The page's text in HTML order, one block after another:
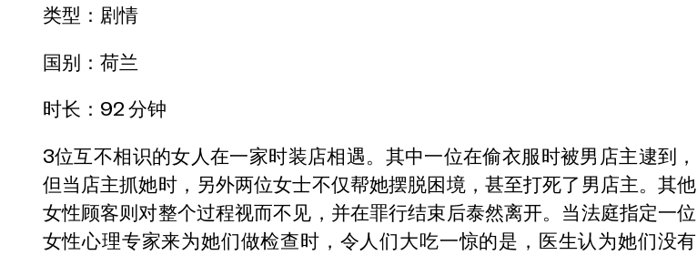
类型：剧情
国别：荷兰
时长：92 分钟
3位互不相识的女人在一家时装店相遇。其中一位在偷衣服时被男店主逮到，
但当店主抓她时，另外两位女士不仅帮她摆脱困境，甚至打死了男店主。其他
女性顾客则对整个过程视而不见，并在罪行结束后泰然离开。当法庭指定一位
女性心理专家来为她们做检查时，令人们大吃一惊的是，医生认为她们没有